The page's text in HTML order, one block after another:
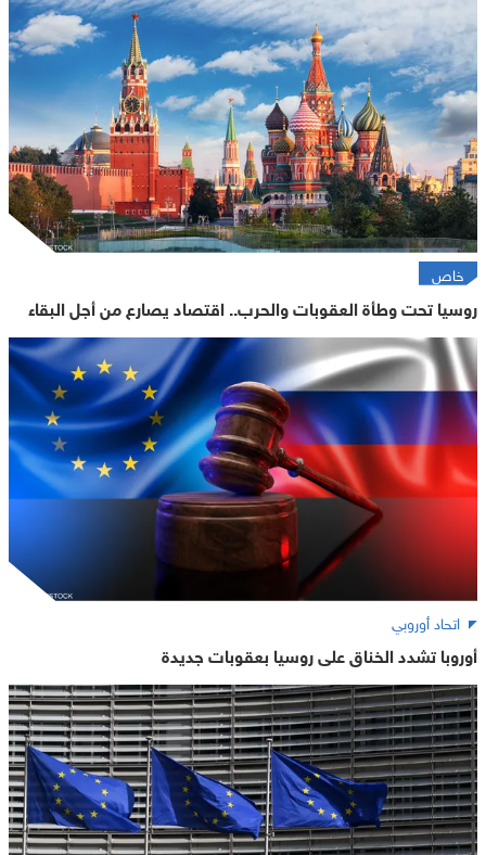
خاص
روسيا تحت وطأة العقوبات والحرب.. اقتصاد يصارع من أجل البقاء
اتحاد أوروبي
أوروبا تشدد الخناق على روسيا بعقوبات جديدة